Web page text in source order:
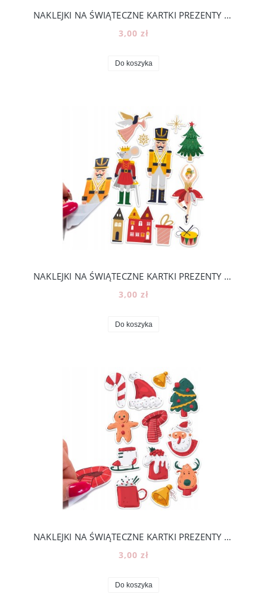
NAKLEJKI NA ŚWIĄTECZNE KARTKI PREZENTY KALENDARZ ADWENTOWY -ROZMIAR A5 [11]
3,00 zł
Do koszyka
NAKLEJKI NA ŚWIĄTECZNE KARTKI PREZENTY KALENDARZ ADWENTOWY -ROZMIAR A5 [12]
3,00 zł
Do koszyka
NAKLEJKI NA ŚWIĄTECZNE KARTKI PREZENTY KALENDARZ ADWENTOWY -ROZMIAR A5 [13]
3,00 zł
Do koszyka